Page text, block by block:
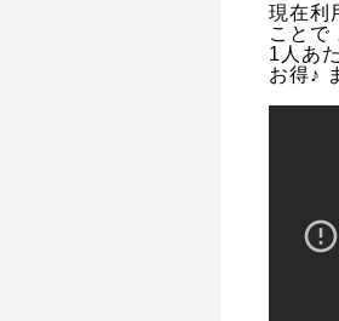
現在利
ことで
1人あ
お得♪